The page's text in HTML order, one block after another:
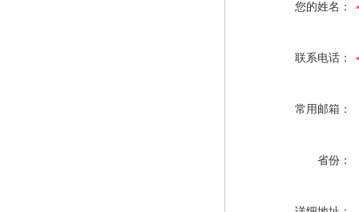
您的姓名：
联系电话：
常用邮箱：
省份：